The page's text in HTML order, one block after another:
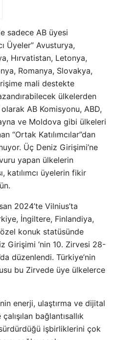
sadece AB üyesi
Üyeler” Avusturya,
Hırvatistan, Letonya,
Romanya, Slovakya,
mali destekte
ülkelerden
AB Komisyonu, ABD,
ve Moldova gibi ülkeleri
“Ortak Katılımcılar”dan
Üç Deniz Girişimi’ne
yapan ülkelerin
katılımcı üyelerin fikir
2024’te Vilnius’ta
İngiltere, Finlandiya,
konuk statüsünde
Girişimi ’nin 10. Zirvesi 28-
düzenlendi. Türkiye’nin
bu Zirvede üye ülkelerce
enerji, ulaştırma ve dijital
bağlantısallık
işbirliklerini çok